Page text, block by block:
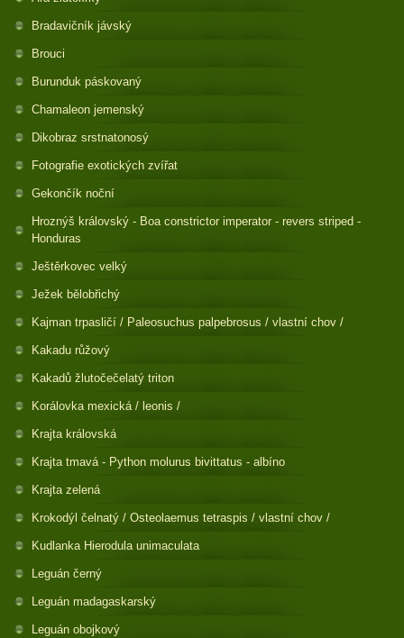
Bradavičník jávský
Brouci
Burunduk páskovaný
Chamaleon jemenský
Dikobraz srstnatonosý
Fotografie exotických zvířat
Gekončík noční
Hroznýš královský - Boa constrictor imperator - revers striped -
Honduras
Ještěrkovec velký
Ježek bělobřichý
Kajman trpasličí / Paleosuchus palpebrosus / vlastní chov /
Kakadu růžový
Kakadů žlutočečelatý triton
Korálovka mexická / leonis /
Krajta královská
Krajta tmavá - Python molurus bivittatus - albíno
Krajta zelená
Krokodýl čelnatý / Osteolaemus tetraspis / vlastní chov /
Kudlanka Hierodula unimaculata
Leguán černý
Leguán madagaskarský
Leguán obojkový